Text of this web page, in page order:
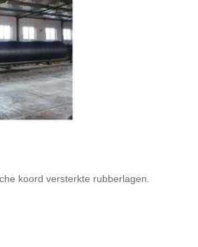
koord versterkte rubberlagen.